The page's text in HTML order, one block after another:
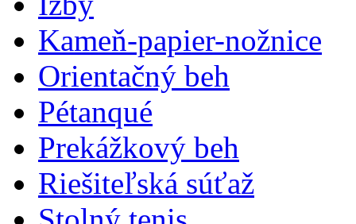
Kameň-papier-nožnice
Orientačný beh
Pétanqué
Prekážkový beh
Riešiteľská súťaž